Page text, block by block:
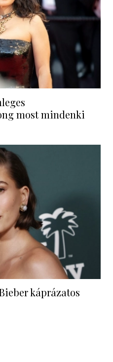
most mindenki
káprázatos